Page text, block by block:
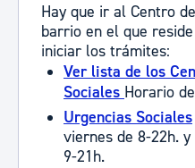
Hay que ir al Centro
barrio en el que
iniciar los trámites:
Ver lista de los
Sociales Horario
Urgencias Sociales
viernes de 8-22h.
9-21h.